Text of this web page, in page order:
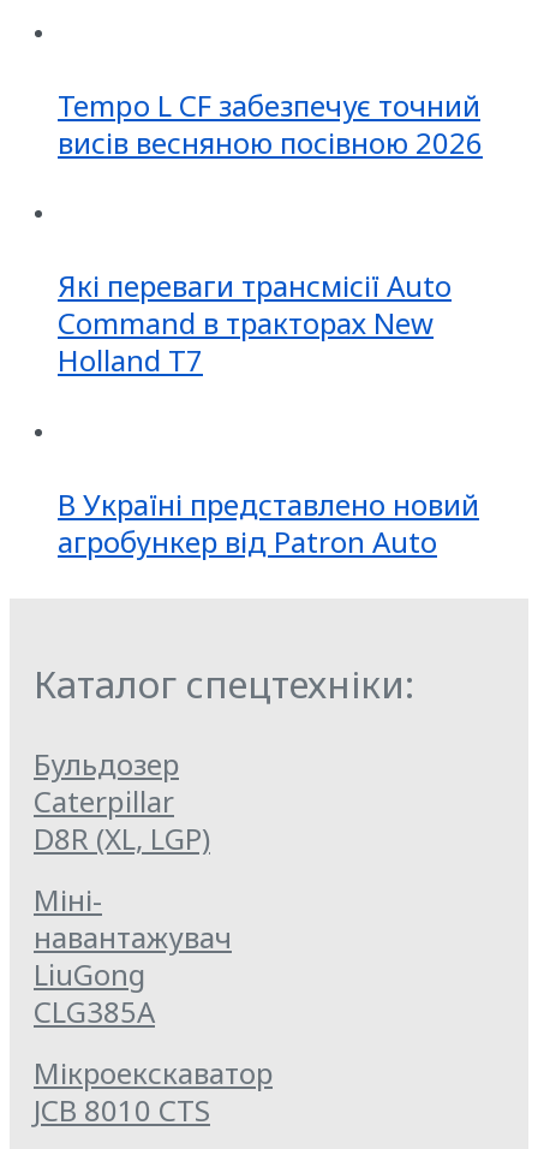
Tempo L CF забезпечує точний
висів весняною посівною 2026
Які переваги трансмісії Auto
Command в тракторах New
Holland T7
В Україні представлено новий
агробункер від Patron Auto
Каталог спецтехніки:
Бульдозер
Caterpillar
D8R (XL, LGP)
Міні-
навантажувач
LiuGong
CLG385A
Мікроекскаватор
JCB 8010 CTS